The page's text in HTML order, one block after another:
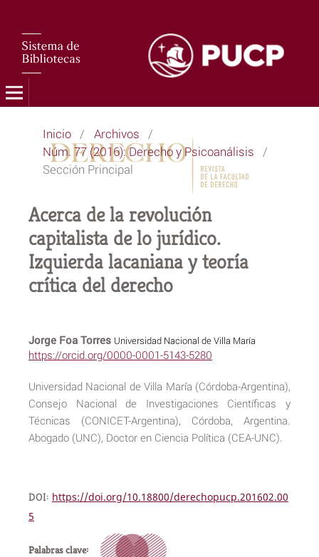
Inicio / Archivos /
Núm. 77 (2016): Derecho y Psicoanálisis /
Sección Principal
Acerca de la revolución
capitalista de lo jurídico.
Izquierda lacaniana y teoría
crítica del derecho
Jorge Foa Torres Universidad Nacional de Villa María
https://orcid.org/0000-0001-5143-5280
Universidad Nacional de Villa María (Córdoba-Argentina),
Consejo Nacional de Investigaciones Científicas y
Técnicas (CONICET-Argentina), Córdoba, Argentina.
Abogado (UNC), Doctor en Ciencia Política (CEA-UNC).
DOI: https://doi.org/10.18800/derechopucp.201602.00
5
Palabras clave: